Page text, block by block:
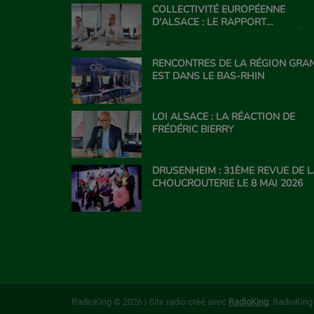
COLLECTIVITÉ EUROPÉENNE
D'ALSACE : LE RAPPORT
GRAND EST
RENCONTRES DE LA RÉGION
EST DANS LE BAS-RHIN
LOI ALSACE : LA RÉACTION DE
FRÉDÉRIC BIERRY
DRUSENHEIM : 31ÈME REVUE DE
CHOUCROUTERIE LE 8 MAI 2026
RadioKing © 2026 | Site radio créé avec RadioKing .